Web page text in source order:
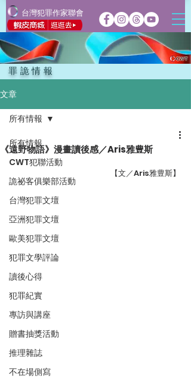
台灣犯罪作家聯會
罪詭情報
文章
所有情報
CWT犯聯活動
詭祕客俱樂部活動
台灣犯罪文壇
亞洲犯罪文壇
歐美犯罪文壇
犯罪文學評論
讀後心得
犯罪紀實
專訪與講座
贈書抽獎活動
推理雜誌
不在場側寫
所有情報
《遠野物語》漫畫讀後感／Aris雅豊斯
【文／Aris雅豊斯】